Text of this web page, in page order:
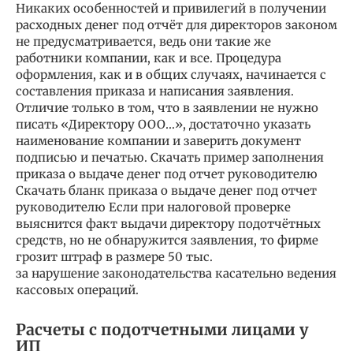
Никаких особенностей и привилегий в получении
расходных денег под отчёт для директоров законом
не предусматривается, ведь они такие же
работники компании, как и все. Процедура
оформления, как и в общих случаях, начинается с
составления приказа и написания заявления.
Отличие только в том, что в заявлении не нужно
писать «Директору ООО…», достаточно указать
наименование компании и заверить документ
подписью и печатью. Скачать пример заполнения
приказа о выдаче денег под отчет руководителю
Скачать бланк приказа о выдаче денег под отчет
руководителю Если при налоговой проверке
выяснится факт выдачи директору подотчётных
средств, но не обнаружится заявления, то фирме
грозит штраф в размере 50 тыс.
за нарушение законодательства касательно ведения
кассовых операций.
Расчеты с подотчетными лицами у
ИП